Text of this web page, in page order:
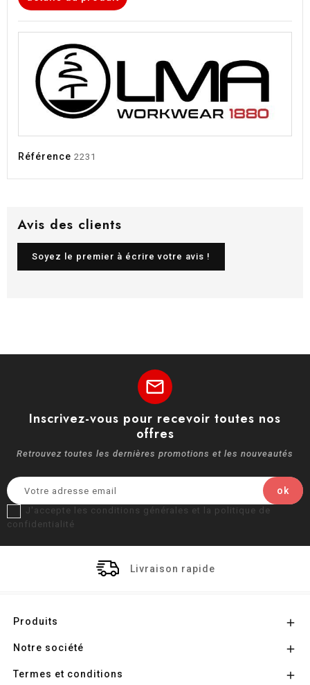
Référence 2231
Avis des clients
Soyez le premier à écrire votre avis !
mail
Inscrivez-vous pour recevoir toutes nos
offres
Retrouvez toutes les dernières promotions et les nouveautés
J'accepte les conditions générales et la politique de
confidentialité
Livraison rapide
Produits 
Notre société 
Termes et conditions 